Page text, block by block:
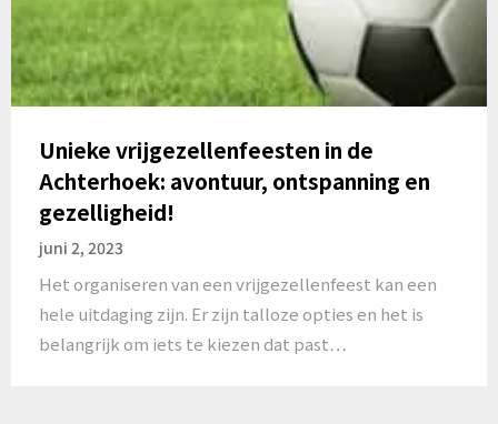
Unieke vrijgezellenfeesten in de
Achterhoek: avontuur, ontspanning en
gezelligheid!
juni 2, 2023
Het organiseren van een vrijgezellenfeest kan een
hele uitdaging zijn. Er zijn talloze opties en het is
belangrijk om iets te kiezen dat past…